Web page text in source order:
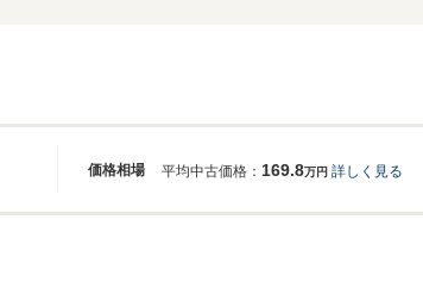
価格相場 平均中古価格： 169.8万円 詳しく見る